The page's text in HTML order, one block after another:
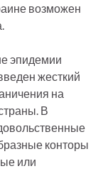
возможен
эпидемии
жесткий
на
В
конторы
или